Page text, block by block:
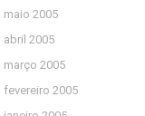
maio 2005
abril 2005
março 2005
fevereiro 2005